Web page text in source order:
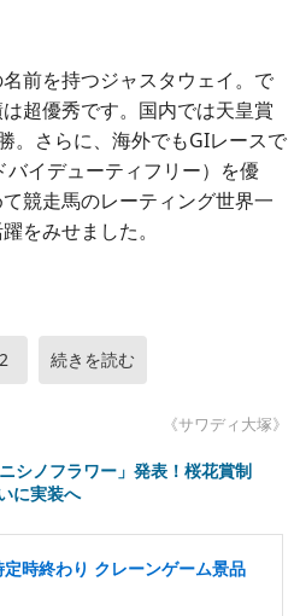
前を持つジャスタウェイ。で
超優秀です。国内では天皇賞
。さらに、海外でもGIレースで
イデューティフリー）を優
競走馬のレーティング世界一
をみせました。
2 続きを読む
《サワディ大塚》
シノフラワー」発表！桜花賞制
に実装へ
時終わり クレーンゲーム景品